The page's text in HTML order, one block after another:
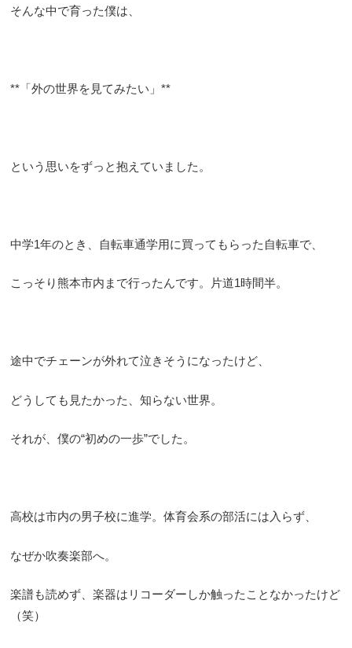
そんな中で育った僕は、
**「外の世界を見てみたい」**
という思いをずっと抱えていました。
中学1年のとき、自転車通学用に買ってもらった自転車で、
こっそり熊本市内まで行ったんです。片道1時間半。
途中でチェーンが外れて泣きそうになったけど、
どうしても見たかった、知らない世界。
それが、僕の“初めの一歩”でした。
高校は市内の男子校に進学。体育会系の部活には入らず、
なぜか吹奏楽部へ。
楽譜も読めず、楽器はリコーダーしか触ったことなかったけど
（笑）